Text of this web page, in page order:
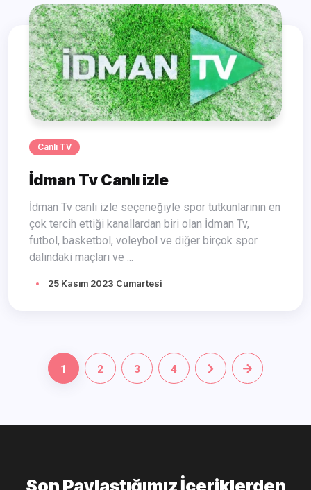
Canlı TV
İdman Tv Canlı izle
İdman Tv canlı izle seçeneğiyle spor tutkunlarının en
çok tercih ettiği kanallardan biri olan İdman Tv,
futbol, basketbol, voleybol ve diğer birçok spor
dalındaki maçları ve ...
25 Kasım 2023 Cumartesi
1 2 3 4
Son Paylaştığımız İçeriklerden